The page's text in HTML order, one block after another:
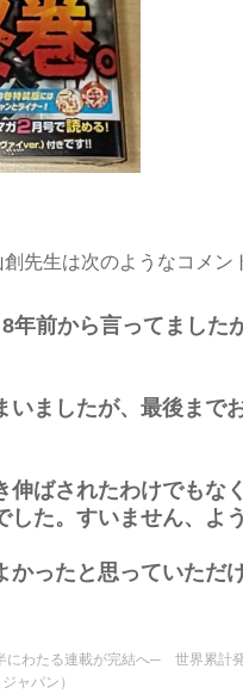
先生は次のようなコメン
年前から言ってました
いましたが、最後まで
伸ばされたわけでもな
した。すいません、よ
かったと思っていただ
にわたる連載が完結へ─ 世界累計
ャパン）